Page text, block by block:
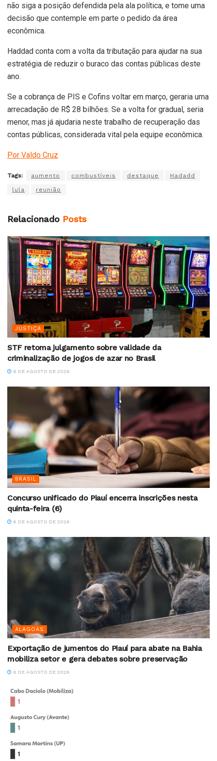
não siga a posição defendida pela ala política, e tome uma
decisão que contemple em parte o pedido da área
econômica.
Haddad conta com a volta da tributação para ajudar na sua
estratégia de reduzir o buraco das contas públicas deste
ano.
Se a cobrança de PIS e Cofins voltar em março, geraria uma
arrecadação de R$ 28 bilhões. Se a volta for gradual, seria
menor, mas já ajudaria neste trabalho de recuperação das
contas públicas, considerada vital pela equipe econômica.
Por Valdo Cruz
Tags: aumento combustíveis destaque Hadadd
lula reunião
Relacionado Posts
JUSTIÇA
STF retoma julgamento sobre validade da
criminalização de jogos de azar no Brasil
6 DE AGOSTO DE 2026
BRASIL
Concurso unificado do Piauí encerra inscrições nesta
quinta-feira (6)
6 DE AGOSTO DE 2026
ALAGOAS
Exportação de jumentos do Piauí para abate na Bahia
mobiliza setor e gera debates sobre preservação
6 DE AGOSTO DE 2026